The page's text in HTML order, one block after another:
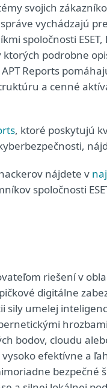
svojich
vychádzajú
spoločnosti
podrobne
Reports
a cenné
, ktoré poskytujú
nájdete v
spoločnosti
riešení v
digitálne
umelej
bodov, cloudu
efektívne a
bezpečné